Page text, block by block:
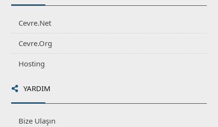
Cevre.Net
Cevre.Org
Hosting
YARDIM
Bize Ulaşın